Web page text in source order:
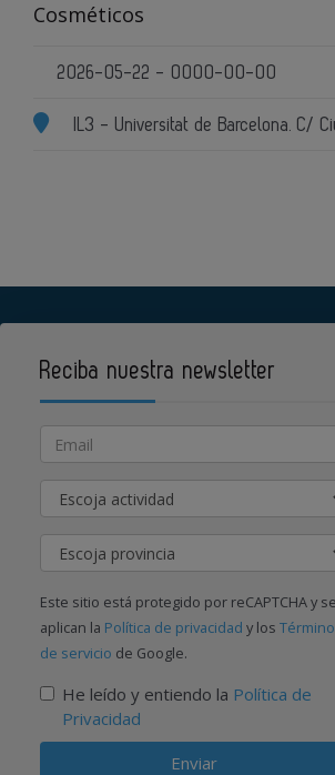
Cosméticos
2026-05-22 - 0000-00-00
IL3 - Universitat de Barcelona. C/
Órgano institucional de la AEFI
Contacte con nosotros
Reciba nuestra newsletter
Email
Actividad
Provincia
Este sitio está protegido por reCAPTCHA y se
aplican la Política de privacidad y los
de servicio de Google.
He leído y entiendo la Política de
Privacidad
Enviar